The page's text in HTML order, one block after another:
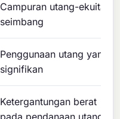
Campuran utang-ekuitas
seimbang
Penggunaan utang yang
signifikan
Ketergantungan berat